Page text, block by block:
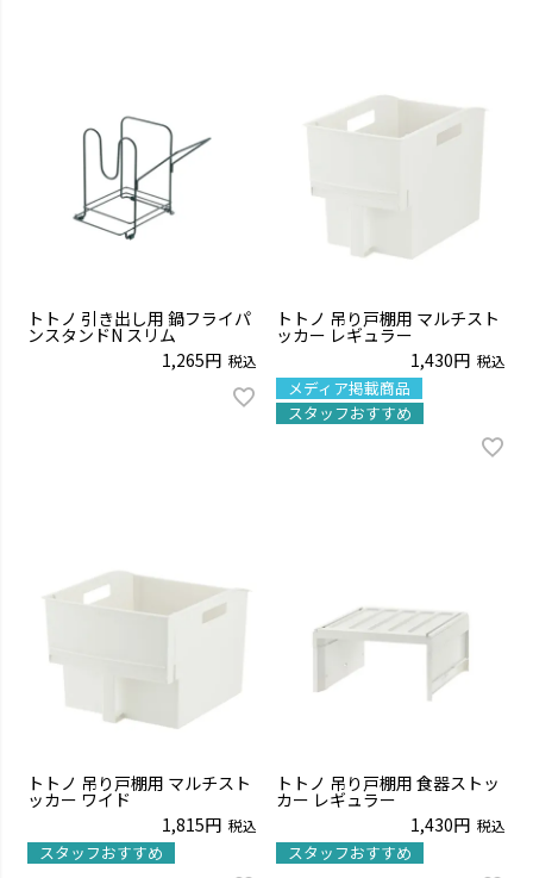
トトノ 引き出し用 鍋フライパ
ンスタンドN スリム
1,265
税込
トトノ 吊り戸棚用 マルチスト
ッカー レギュラー
1,430
税込
メディア掲載商品
スタッフおすすめ
トトノ 吊り戸棚用 マルチスト
ッカー ワイド
1,815
税込
スタッフおすすめ
トトノ 吊り戸棚用 食器ストッ
カー レギュラー
1,430
税込
スタッフおすすめ